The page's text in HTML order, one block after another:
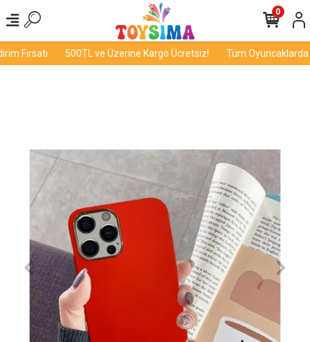
Fırsatı 500TL ve Üzerine Kargo Ücretsiz! Tüm Oyuncaklarda
0